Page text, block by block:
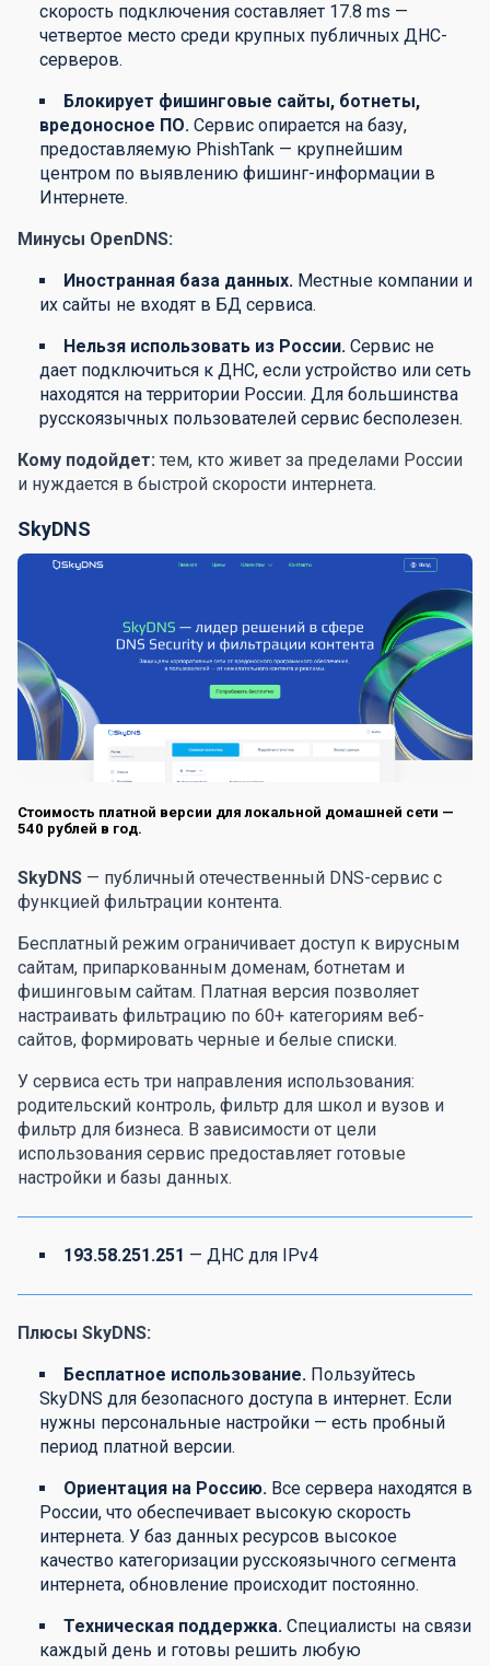
скорость подключения составляет 17.8 ms —
четвертое место среди крупных публичных ДНС-
серверов.
Блокирует фишинговые сайты, ботнеты,
вредоносное ПО. Сервис опирается на базу,
предоставляемую PhishTank — крупнейшим
центром по выявлению фишинг-информации в
Интернете.
Минусы OpenDNS:
Иностранная база данных. Местные компании и
их сайты не входят в БД сервиса.
Нельзя использовать из России. Сервис не
дает подключиться к ДНС, если устройство или сеть
находятся на территории России. Для большинства
русскоязычных пользователей сервис бесполезен.
Кому подойдет: тем, кто живет за пределами России
и нуждается в быстрой скорости интернета.
SkyDNS
Стоимость платной версии для локальной домашней сети —
540 рублей в год.
SkyDNS — публичный отечественный DNS-сервис с
функцией фильтрации контента.
Бесплатный режим ограничивает доступ к вирусным
сайтам, припаркованным доменам, ботнетам и
фишинговым сайтам. Платная версия позволяет
настраивать фильтрацию по 60+ категориям веб-
сайтов, формировать черные и белые списки.
У сервиса есть три направления использования:
родительский контроль, фильтр для школ и вузов и
фильтр для бизнеса. В зависимости от цели
использования сервис предоставляет готовые
настройки и базы данных.
193.58.251.251 — ДНС для IPv4
Плюсы SkyDNS:
Бесплатное использование. Пользуйтесь
SkyDNS для безопасного доступа в интернет. Если
нужны персональные настройки — есть пробный
период платной версии.
Ориентация на Россию. Все сервера находятся в
России, что обеспечивает высокую скорость
интернета. У баз данных ресурсов высокое
качество категоризации русскоязычного сегмента
интернета, обновление происходит постоянно.
Техническая поддержка. Специалисты на связи
каждый день и готовы решить любую